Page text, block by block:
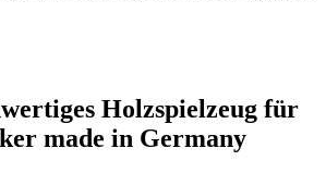
Holzspielzeug für
made in Germany